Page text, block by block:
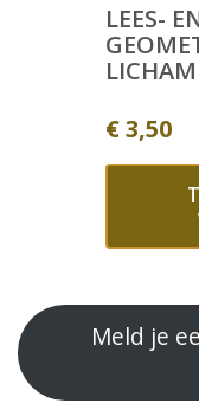
LEES-
€3,50
Meld je